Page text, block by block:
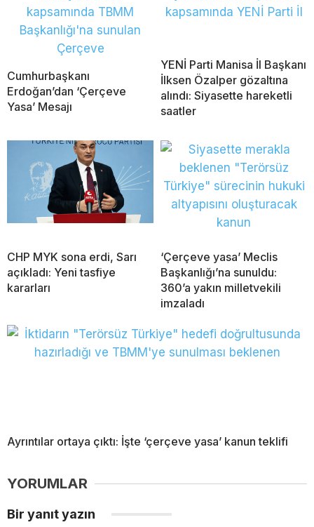
Cumhurbaşkanı
Erdoğan’dan ‘Çerçeve
Yasa’ Mesajı
YENİ Parti Manisa İl Başkanı
İlksen Özalper gözaltına
alındı: Siyasette hareketli
saatler
CHP MYK sona erdi, Sarı
açıkladı: Yeni tasfiye
kararları
‘Çerçeve yasa’ Meclis
Başkanlığı’na sunuldu:
360’a yakın milletvekili
imzaladı
Ayrıntılar ortaya çıktı: İşte ‘çerçeve yasa’ kanun teklifi
YORUMLAR
Bir yanıt yazın